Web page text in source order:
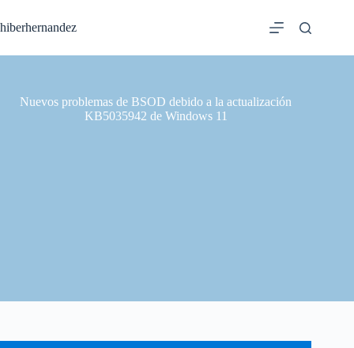
al
contenido
hiberhernandez
Nuevos problemas de BSOD debido a la actualización
KB5035942 de Windows 11